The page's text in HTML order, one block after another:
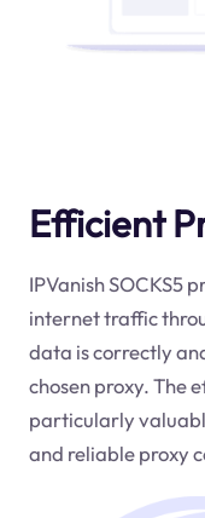
Efficient
IPVanish SOCKS5
internet traffic
data is correctly
chosen proxy. The
particularly
and reliable proxy